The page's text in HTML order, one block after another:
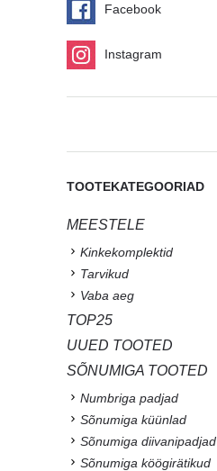
Facebook
Instagram
TOOTEKATEGOORIAD
MEESTELE
Kinkekomplektid
Tarvikud
Vaba aeg
TOP25
UUED TOOTED
SÕNUMIGA TOOTED
Numbriga padjad
Sõnumiga küünlad
Sõnumiga diivanipadjad
Sõnumiga köögirätikud